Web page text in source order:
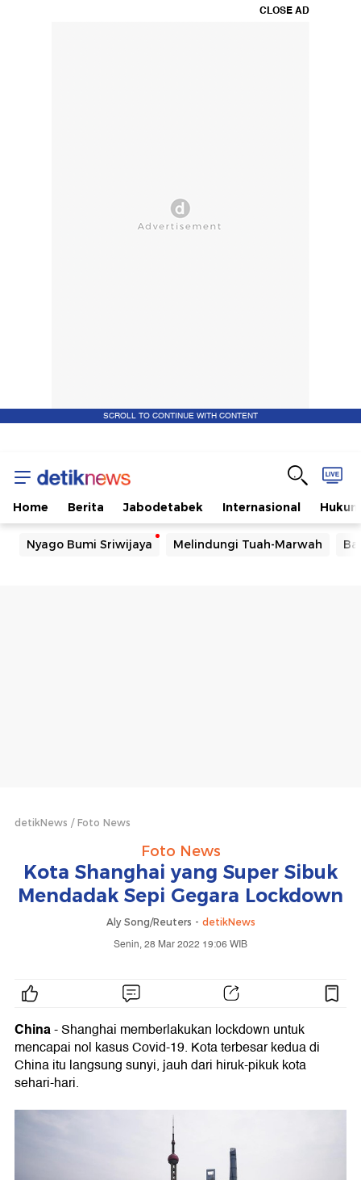
CLOSE AD
SCROLL TO CONTINUE WITH CONTENT
Home Berita Jabodetabek Internasional Hukum
Nyago Bumi Sriwijaya Melindungi Tuah-Marwah
detikNews Foto News
Foto News
Kota Shanghai yang Super Sibuk
Mendadak Sepi Gegara Lockdown
Aly Song/Reuters - detikNews
Senin, 28 Mar 2022 19:06 WIB
China- Shanghai memberlakukan lockdown untuk
mencapai nol kasus Covid-19. Kota terbesar kedua di
China itu langsung sunyi, jauh dari hiruk-pikuk kota
sehari-hari.